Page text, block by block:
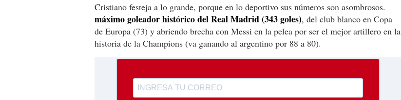
Cristiano festeja a lo grande, porque en lo deportivo sus números son asombrosos.
máximo goleador histórico del Real Madrid (343 goles), del club blanco en Copa
de Europa (73) y abriendo brecha con Messi en la pelea por ser el mejor artillero en la
historia de la Champions (va ganando al argentino por 88 a 80).